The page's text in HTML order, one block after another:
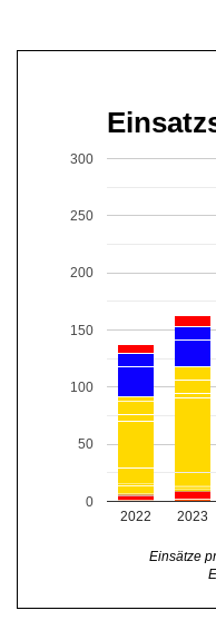
2022 2023
0
50
100
150
200
250
300
Einsätze